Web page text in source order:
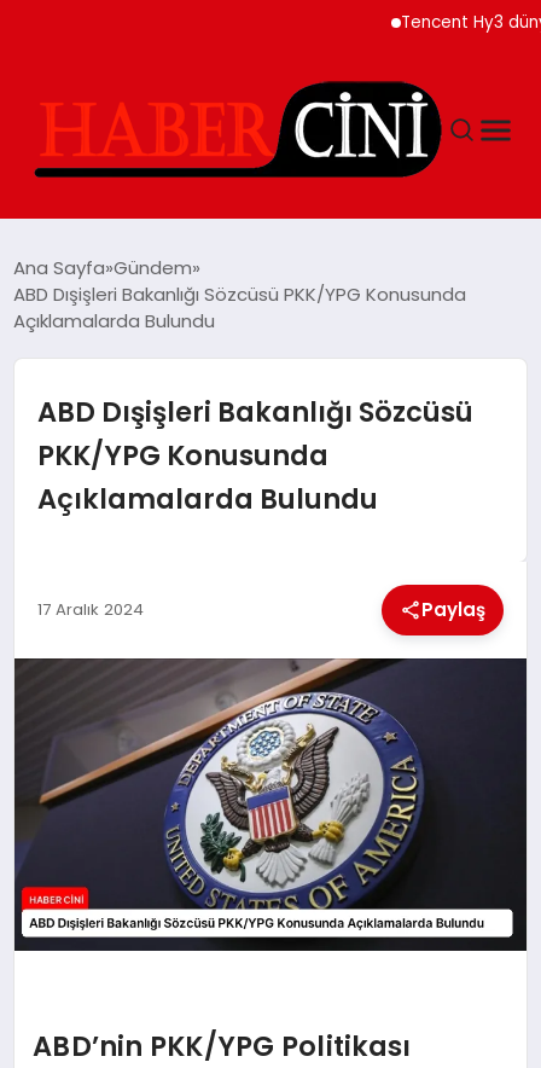
Tencent Hy3 dünya
YAŞAM
GÜNCEL
TEKNOLOJI
GENEL
YEREL HABERLER
Ana Sayfa Gündem
ABD Dışişleri Bakanlığı Sözcüsü PKK/YPG Konusunda
Açıklamalarda Bulundu
ABD Dışişleri Bakanlığı Sözcüsü
PKK/YPG Konusunda
Açıklamalarda Bulundu
17 Aralık 2024 Paylaş
ABD’nin PKK/YPG Politikası